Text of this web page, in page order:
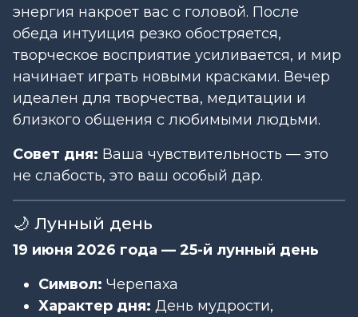
энергия накроет вас с головой. После
обеда интуиция резко обостряется,
творческое восприятие усиливается, и мир
начинает играть новыми красками. Вечер
идеален для творчества, медитации и
близкого общения с любимыми людьми.
Совет дня: Ваша чувствительность — это
не слабость, это ваш особый дар.
🌙 Лунный день
19 июня 2026 года — 25-й лунный день
Символ: Черепаха
Характер дня: День мудрости,